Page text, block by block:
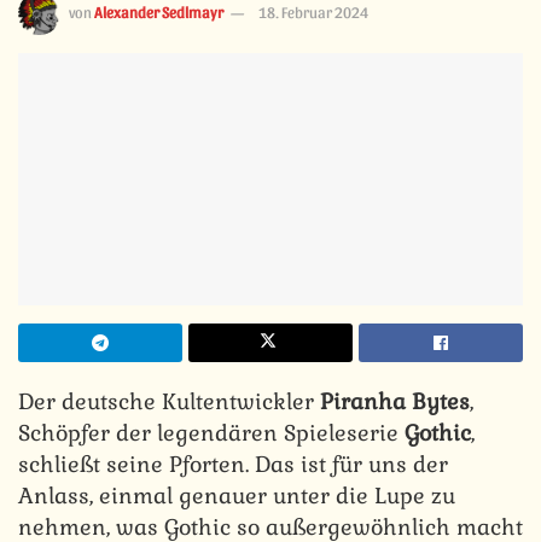
von Alexander Sedlmayr 18. Februar 2024
Der deutsche Kultentwickler Piranha Bytes,
Schöpfer der legendären Spieleserie Gothic,
schließt seine Pforten. Das ist für uns der
Anlass, einmal genauer unter die Lupe zu
nehmen, was Gothic so außergewöhnlich macht